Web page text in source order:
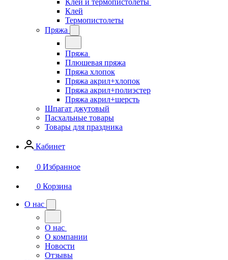
Клей и термопистолеты
Клей
Термопистолеты
Пряжа
Пряжа
Плюшевая пряжа
Пряжа хлопок
Пряжа акрил+хлопок
Пряжа акрил+полиэстер
Пряжа акрил+шерсть
Шпагат джутовый
Пасхальные товары
Товары для праздника
Кабинет
0 Избранное
0 Корзина
О нас
О нас
О компании
Новости
Отзывы